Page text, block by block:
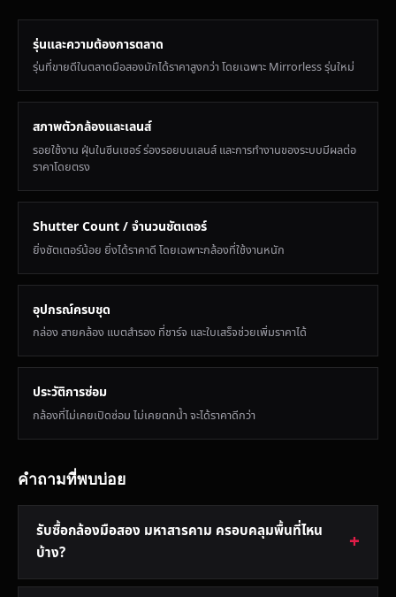
รุ่นและความต้องการตลาด
รุ่นที่ขายดีในตลาดมือสองมักได้ราคาสูงกว่า โดยเฉพาะ Mirrorless รุ่นใหม่
สภาพตัวกล้องและเลนส์
รอยใช้งาน ฝุ่นในซีนเซอร์ ร่องรอยบนเลนส์ และการทำงานของระบบมีผลต่อ
ราคาโดยตรง
Shutter Count / จำนวนชัตเตอร์
ยิ่งชัตเตอร์น้อย ยิ่งได้ราคาดี โดยเฉพาะกล้องที่ใช้งานหนัก
อุปกรณ์ครบชุด
กล่อง สายคล้อง แบตสำรอง ที่ชาร์จ และใบเสร็จช่วยเพิ่มราคาได้
ประวัติการซ่อม
กล้องที่ไม่เคยเปิดซ่อม ไม่เคยตกน้ำ จะได้ราคาดีกว่า
คำถามที่พบบ่อย
รับซื้อกล้องมือสอง มหาสารคาม ครอบคลุมพื้นที่ไหน
บ้าง?